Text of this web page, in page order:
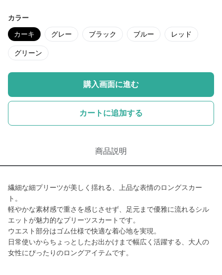
カラー
カーキ グレー ブラック ブルー レッド
グリーン
購入画面に進む
カートに追加する
商品説明
繊細な細プリーツが美しく揺れる、上品な表情のロングスカー
ト。
軽やかな素材感で重さを感じさせず、足元まで優雅に流れるシル
エットが魅力的なプリーツスカートです。
ウエスト部分はゴム仕様で快適な着心地を実現。
日常使いからちょっとしたお出かけまで幅広く活躍する、大人の
女性にぴったりのロングアイテムです。